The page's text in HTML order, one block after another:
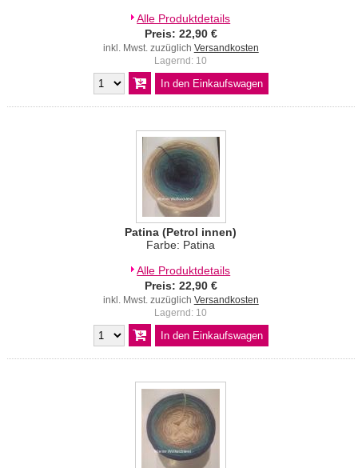
Alle Produktdetails
Preis: 22,90 €
inkl. Mwst. zuzüglich Versandkosten
Lagernd: 10
Patina (Petrol innen)
Farbe: Patina
Alle Produktdetails
Preis: 22,90 €
inkl. Mwst. zuzüglich Versandkosten
Lagernd: 10